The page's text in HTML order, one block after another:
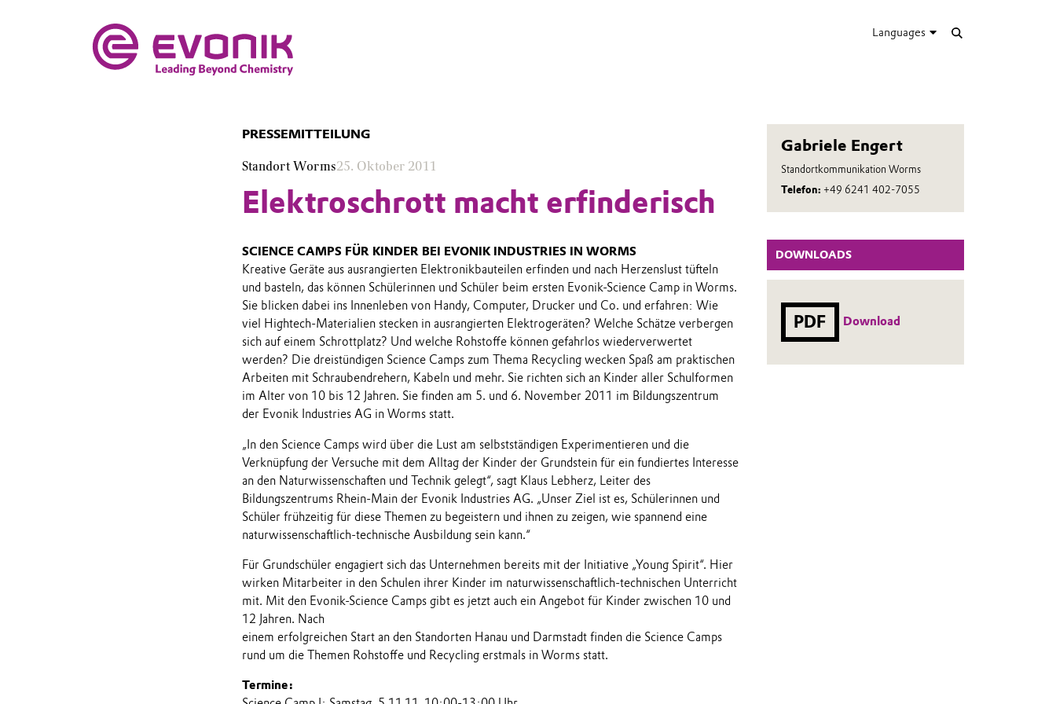
Languages
Gabriele Engert
Standortkommunikation Worms
Telefon: +49 6241 402-7055
DOWNLOADS
PDF Download
PRESSEMITTEILUNG
Standort Worms25. Oktober 2011
Elektroschrott macht erfinderisch
SCIENCE CAMPS FÜR KINDER BEI EVONIK INDUSTRIES IN WORMS
Kreative Geräte aus ausrangierten Elektronikbauteilen erfinden und nach Herzenslust tüfteln
und basteln, das können Schülerinnen und Schüler beim ersten Evonik-Science Camp in Worms.
Sie blicken dabei ins Innenleben von Handy, Computer, Drucker und Co. und erfahren: Wie
viel Hightech-Materialien stecken in ausrangierten Elektrogeräten? Welche Schätze verbergen
sich auf einem Schrottplatz? Und welche Rohstoffe können gefahrlos wiederverwertet
werden? Die dreistündigen Science Camps zum Thema Recycling wecken Spaß am praktischen
Arbeiten mit Schraubendrehern, Kabeln und mehr. Sie richten sich an Kinder aller Schulformen
im Alter von 10 bis 12 Jahren. Sie finden am 5. und 6. November 2011 im Bildungszentrum
der Evonik Industries AG in Worms statt.
„In den Science Camps wird über die Lust am selbstständigen Experimentieren und die
Verknüpfung der Versuche mit dem Alltag der Kinder der Grundstein für ein fundiertes Interesse
an den Naturwissenschaften und Technik gelegt“, sagt Klaus Lebherz, Leiter des
Bildungszentrums Rhein-Main der Evonik Industries AG. „Unser Ziel ist es, Schülerinnen und
Schüler frühzeitig für diese Themen zu begeistern und ihnen zu zeigen, wie spannend eine
naturwissenschaftlich-technische Ausbildung sein kann.“
Für Grundschüler engagiert sich das Unternehmen bereits mit der Initiative „Young Spirit“. Hier
wirken Mitarbeiter in den Schulen ihrer Kinder im naturwissenschaftlich-technischen Unterricht
mit. Mit den Evonik-Science Camps gibt es jetzt auch ein Angebot für Kinder zwischen 10 und
12 Jahren. Nach
einem erfolgreichen Start an den Standorten Hanau und Darmstadt finden die Science Camps
rund um die Themen Rohstoffe und Recycling erstmals in Worms statt.
Termine: